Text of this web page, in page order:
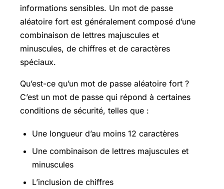
informations sensibles. Un mot de passe
aléatoire fort est généralement composé d’une
combinaison de lettres majuscules et
minuscules, de chiffres et de caractères
spéciaux.
Qu’est-ce qu’un mot de passe aléatoire fort ?
C’est un mot de passe qui répond à certaines
conditions de sécurité, telles que :
Une longueur d’au moins 12 caractères
Une combinaison de lettres majuscules et
minuscules
L’inclusion de chiffres